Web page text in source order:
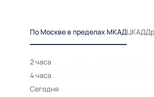
По Москве в пределах МКАДЦКАД
2 часа
4 часа
Сегодня